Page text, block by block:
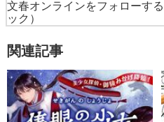
文春オンラインをフォローする
ック）
関連記事